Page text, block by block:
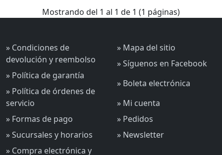
Mostrando del 1 al 1 de 1 (1 páginas)
» Condiciones de
devolución y reembolso
» Política de garantía
» Política de órdenes de
servicio
» Formas de pago
» Sucursales y horarios
» Compra electrónica y
» Mapa del sitio
» Síguenos en Facebook
» Boleta electrónica
» Mi cuenta
» Pedidos
» Newsletter